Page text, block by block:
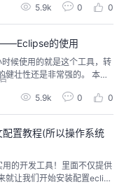
在最下面修改成GBK或者
5.9k 0 0
的使用
候使用的就是这个工具，转
健壮性还是非常强的。 本博
介绍5、创建java编码文件
改位置2、查找font3、设置
5.9k 0 0
置教程(所以操作系统
的开发工具！里面不仅提供
就让我们开始安装配置eclips